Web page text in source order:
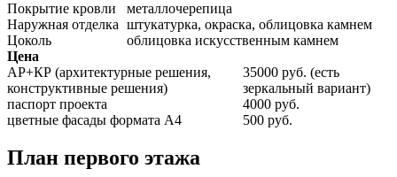
Покрытие кровли
металлочерепица
Наружная отделка штукатурка, окраска, облицовка камнем
Цоколь
облицовка искусственным камнем
Цена
АР+КР (архитектурные решения,
конструктивные решения)
35000 руб. (есть
зеркальный вариант)
паспорт проекта
4000 руб.
цветные фасады формата А4
500 руб.
План первого этажа